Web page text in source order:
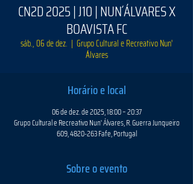
CN2D 2025 | J10 | NUN´ÁLVARES X
BOAVISTA FC
sáb., 06 de dez.
  |
Grupo Cultural e Recreativo Nun'
Álvares
Horário e local
06 de dez. de 2025, 18:00 – 20:37
Grupo Cultural e Recreativo Nun' Álvares, R. Guerra Junqueiro
609, 4820-263 Fafe, Portugal
Sobre o evento